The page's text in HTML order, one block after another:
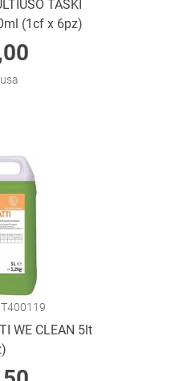
TASKI
(1cf x 6pz)
WE CLEAN 5lt